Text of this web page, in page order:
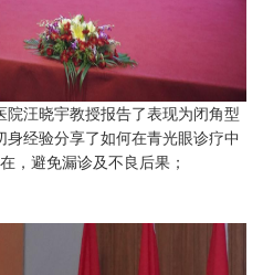
汪晓宇教授报告了表现为闭角型
经验分享了如何在青光眼诊疗中
，避免漏诊及不良后果；